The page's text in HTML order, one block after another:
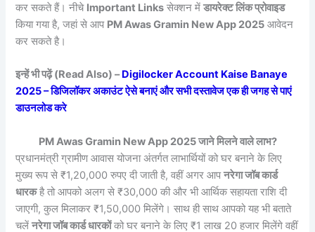
कर सकते हैं। नीचे Important Links सेक्शन मेंडायरेक्ट लिंक प्रोवाइड
किया गया है, जहां से आप PM Awas Gramin New App 2025 आवेदन
कर सकते है।
इन्हें भी पढ़ें (Read Also) –Digilocker Account Kaise Banaye
2025 – डिजिलॉकर अकाउंट ऐसे बनाएं और सभी दस्तावेज एक ही जगह से पाएं
डाउनलोड करे
PM Awas Gramin New App 2025 जाने मिलने वाले लाभ?
प्रधानमंत्री ग्रामीण आवास योजना अंतर्गत लाभार्थियों को घर बनाने के लिए
मुख्य रूप से ₹1,20,000 रुपए दी जाती है, वहीं अगर आपनरेगा जॉब कार्ड
धारकहै तो आपको अलग से ₹30,000 की और भी आर्थिक सहायता राशि दी
जाएगी, कुल मिलाकर ₹1,50,000 मिलेंगे। साथ ही साथ आपको यह भी बताते
चलेंनरेगा जॉब कार्ड धारकोंको घर बनाने के लिए ₹1 लाख 20 हजार मिलेंगे वहीं